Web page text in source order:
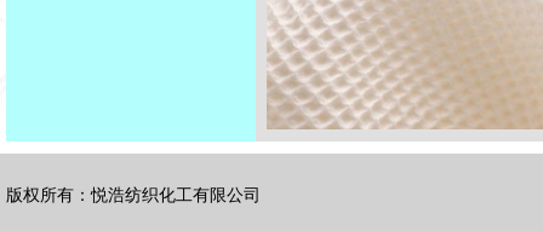
版权所有：悦浩纺织化工有限公司